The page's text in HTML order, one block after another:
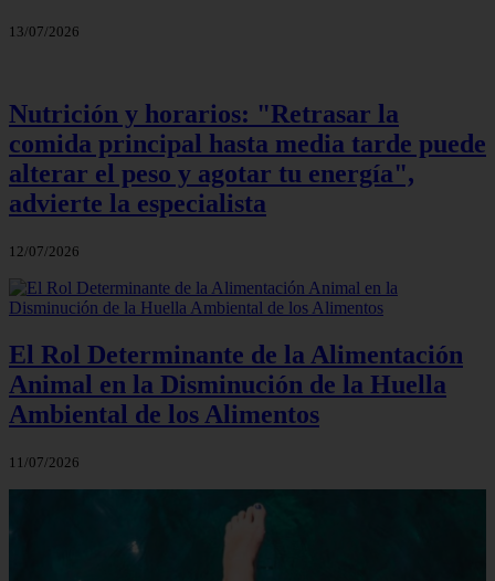
13/07/2026
Nutrición y horarios: "Retrasar la
comida principal hasta media tarde puede
alterar el peso y agotar tu energía",
advierte la especialista
12/07/2026
El Rol Determinante de la Alimentación
Animal en la Disminución de la Huella
Ambiental de los Alimentos
11/07/2026